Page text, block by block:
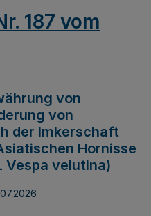
187 vom
von
von
der Imkerschaft
Hornisse
Vespa velutina)